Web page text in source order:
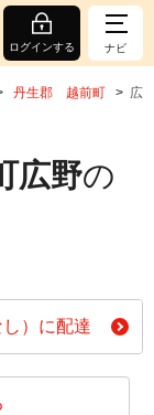
ログインする ナビ
丹生郡 越前町
広
広野の
）に配達